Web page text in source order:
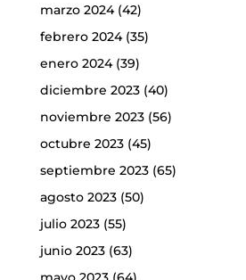
marzo 2024(42)
febrero 2024(35)
enero 2024(39)
diciembre 2023(40)
noviembre 2023(56)
octubre 2023(45)
septiembre 2023(65)
agosto 2023(50)
julio 2023(55)
junio 2023(63)